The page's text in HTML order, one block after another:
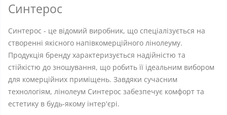
Синтерос
Синтерос - це відомий виробник, що спеціалізується на
створенні якісного напівкомерційного лінолеуму.
Продукція бренду характеризується надійністю та
стійкістю до зношування, що робить її ідеальним вибором
для комерційних приміщень. Завдяки сучасним
технологіям, лінолеум Синтерос забезпечує комфорт та
естетику в будь-якому інтер'єрі.